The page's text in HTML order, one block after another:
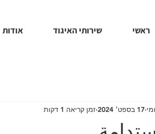
ראשי שירותי האיגוד אודות
17 בספט׳ 2024 זמן קריאה 1 דקות